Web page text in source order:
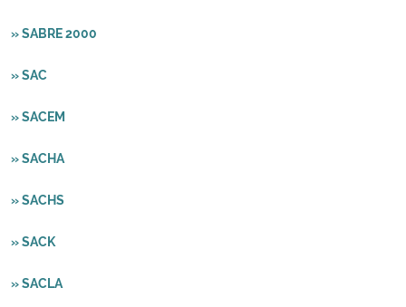
» SABRE 2000
» SAC
» SACEM
» SACHA
» SACHS
» SACK
» SACLA